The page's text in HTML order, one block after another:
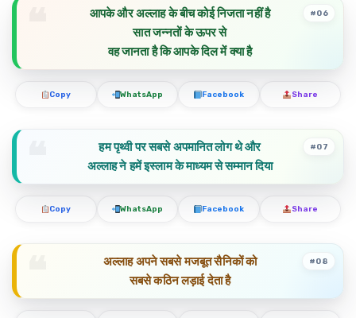
आपके और अल्लाह के बीच कोई निजता नहीं है
सात जन्नतों के ऊपर से
वह जानता है कि आपके दिल में क्या है
#06
Copy WhatsApp Facebook Share
हम पृथ्वी पर सबसे अपमानित लोग थे और
अल्लाह ने हमें इस्लाम के माध्यम से सम्मान दिया
#07
Copy WhatsApp Facebook Share
अल्लाह अपने सबसे मजबूत सैनिकों को
सबसे कठिन लड़ाई देता है
#08